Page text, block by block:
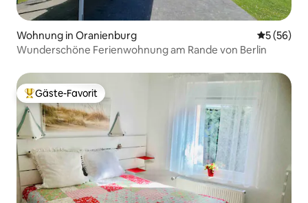
Wohnung in Oranienburg
5 (56)
Wunderschöne Ferienwohnung am Rande von Berlin
Beliebter Gäste-Favorit.
Gäste-Favorit